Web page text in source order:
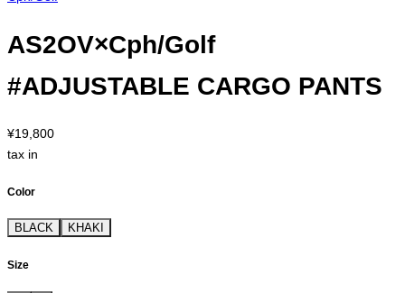
AS2OV×Cph/Golf
#ADJUSTABLE CARGO PANTS
¥19,800
tax in
Color
BLACK KHAKI
Size